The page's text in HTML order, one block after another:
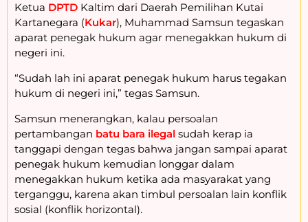
Ketua DPTD Kaltim dari Daerah Pemilihan Kutai
Kartanegara (Kukar), Muhammad Samsun tegaskan
aparat penegak hukum agar menegakkan hukum di
negeri ini.
“Sudah lah ini aparat penegak hukum harus tegakan
hukum di negeri ini,” tegas Samsun.
Samsun menerangkan, kalau persoalan
pertambangan batu bara ilegal sudah kerap ia
tanggapi dengan tegas bahwa jangan sampai aparat
penegak hukum kemudian longgar dalam
menegakkan hukum ketika ada masyarakat yang
terganggu, karena akan timbul persoalan lain konflik
sosial (konflik horizontal).